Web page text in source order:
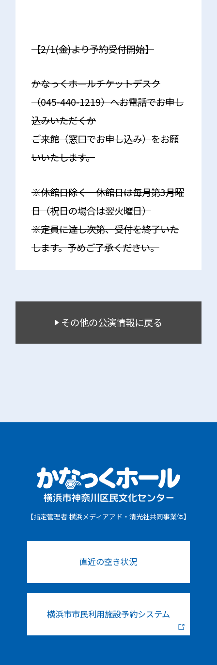
【2/1(金)より予約受付開始】
かなっくホールチケットデスク
（045-440-1219）へお電話でお申し
込みいただくか
ご来館（窓口でお申し込み）をお願
いいたします。
※休館日除く 休館日は毎月第3月曜
日（祝日の場合は翌火曜日）
※定員に達し次第、受付を終了いた
します。予めご了承ください。
その他の公演情報に戻る
【指定管理者 横浜メディアアド・清光社共同事業体】
直近の空き状況
横浜市市民利用施設予約システム